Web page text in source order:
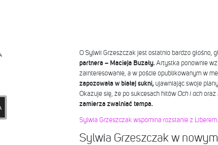
O Sylwii Grzeszczak jest ostatnio bardzo głośno,
partnera – Macieja Buzały.Artystka ponownie
zainteresowanie, a w poście opublikowanym w
zapozowała w białej sukni,ujawniając swoje
Okazuje się, że po sukcesach hitów Och i achoraz
zamierza zwalniać tempa.
Sylwia Grzeszczak wspomina rozstanie z
Sylwia Grzeszczak w